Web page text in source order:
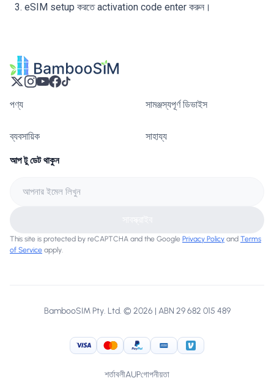
eSIM setup করতে activation code enter করুন।
পণ্য সামঞ্জস্যপূর্ণ ডিভাইস
ব্যবসায়িক সাহায্য
আপ টু ডেট থাকুন
This site is protected by reCAPTCHA and the Google Privacy Policy and Terms
of Service apply.
BambooSIM Pty. Ltd. © 2026 | ABN 29 682 015 489
Visa MasterCard
PayPal American Express
Venmo
শর্তাবলীAUPগোপনীয়তা